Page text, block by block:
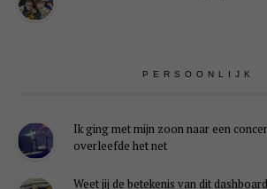
PERSOONLIJK
Ik ging met mijn zoon naar een
overleefde het net
Weet jij de betekenis van dit